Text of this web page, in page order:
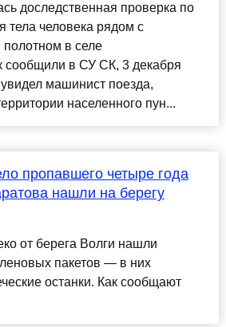
доследственная проверка по
тела человека рядом с
в селе
сообщили в СУ СК, 3 декабря
увидел машинист поезда,
населенного пун...
пропавшего четыре года
нашли на берегу
от берега Волги нашли
пакетов — в них
останки. Как сообщают